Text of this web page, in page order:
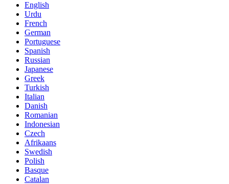
English
Urdu
French
German
Portuguese
Spanish
Russian
Japanese
Greek
Turkish
Italian
Danish
Romanian
Indonesian
Czech
Afrikaans
Swedish
Polish
Basque
Catalan